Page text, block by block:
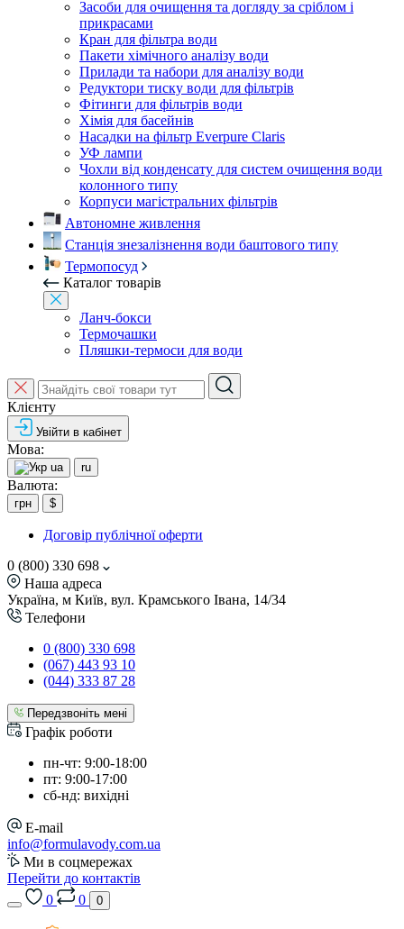
Засоби для очищення та догляду за сріблом і
прикрасами
Кран для фільтра води
Пакети хімічного аналізу води
Прилади та набори для аналізу води
Редуктори тиску води для фільтрів
Фітинги для фільтрів води
Хімія для басейнів
Насадки на фільтр Everpure Claris
УФ лампи
Чохли від конденсату для систем очищення води
колонного типу
Корпуси магістральних фільтрів
Автономне живлення
Станція знезалізнення води баштового типу
Термопосуд
Каталог товарів
Ланч-бокси
Термочашки
Пляшки-термоси для води
Клієнту
Увійти в кабінет
Мова:
ua ru
Валюта:
грн $
Договір публічної оферти
0 (800) 330 698
Наша адреса
Україна, м Київ, вул. Крамського Івана, 14/34
Телефони
0 (800) 330 698
(067) 443 93 10
(044) 333 87 28
Передзвоніть мені
Графік роботи
пн-чт: 9:00-18:00
пт: 9:00-17:00
сб-нд: вихідні
E-mail
info@formulavody.com.ua
Ми в соцмережах
Перейти до контактів
0
0 0